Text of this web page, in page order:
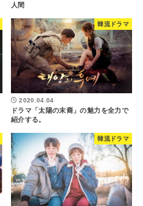
人間
韓流ドラマ
2020.04.04
ドラマ「太陽の末裔」の魅力を全力で
紹介する。
韓流ドラマ